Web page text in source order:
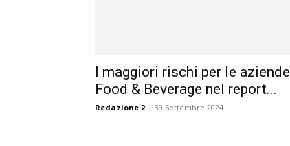
I maggiori rischi per le aziende
Food & Beverage nel report...
Redazione 2 - 30 Settembre 2024